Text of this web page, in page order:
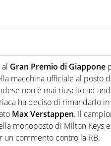
di Alonso, un dritto di
seguito diverse manifestazioni
Gran Premio di Giappone
macchina ufficiale al posto
non è mai riuscito ad
ha deciso di rimandarlo in
Max Verstappen. Il
monoposto di Milton Keys
un commento contro la RB.